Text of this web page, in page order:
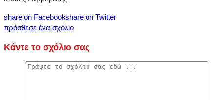
share on Facebookshare on Twitter
πρόσθεσε ένα σχόλιο
Κάντε το σχόλιο σας